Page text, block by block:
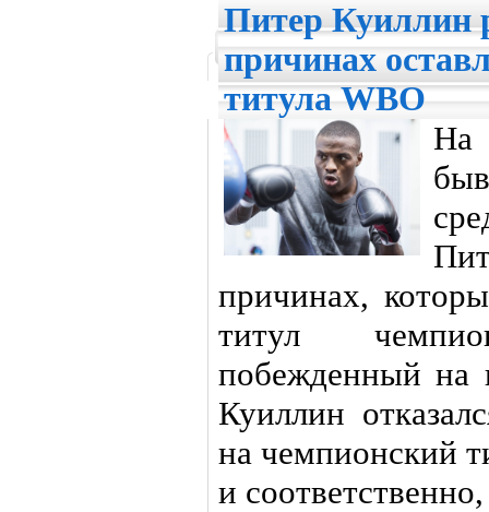
Питер Куиллин
причинах
титула WBO
На
причинах,
титул
побежденный на
Куиллин
на чемпионский
и